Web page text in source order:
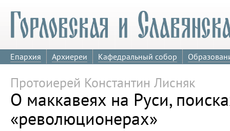
Епархия Архиереи Кафедральный собор
Протоиерей Константин Лисняк
О маккавеях на Руси,
«революционерах»